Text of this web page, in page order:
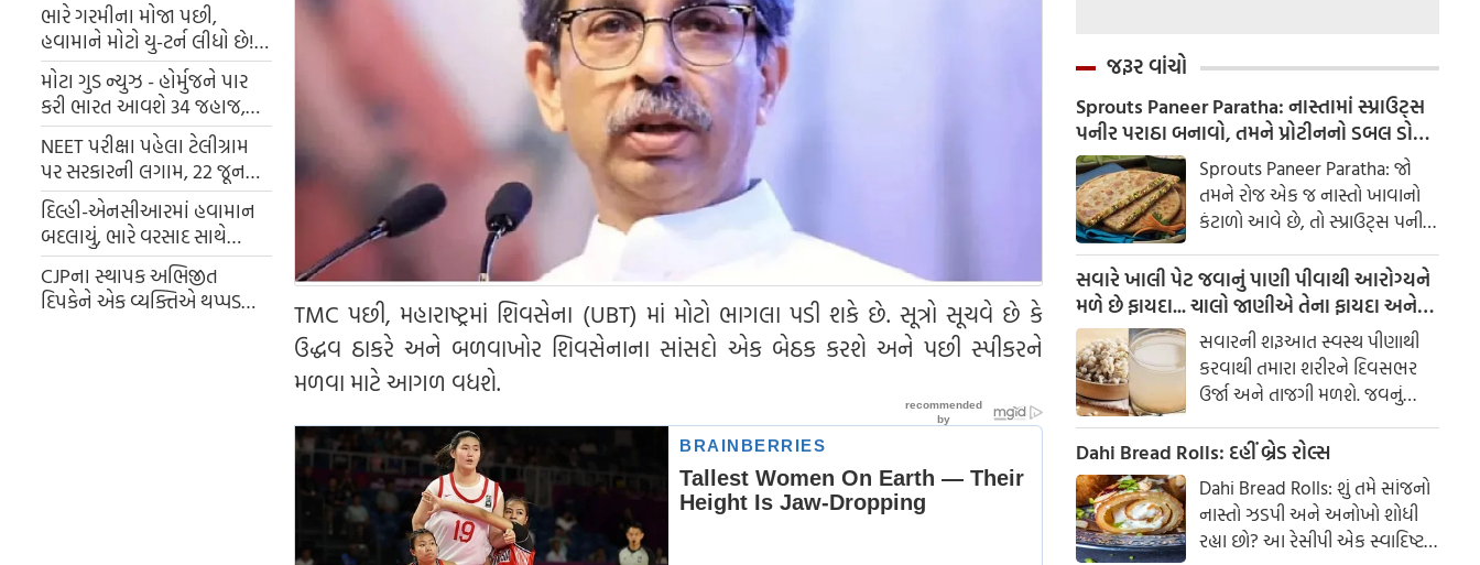
ભારે ગરમીના મોજા પછી,
હવામાને મોટો યુ-ટર્ન લીધો છે!
IMD એ તેની ચેતવણી બદલી છે,
ઘણા રાજ્યોમાં વાવાઝોડા અને
ભારે વરસાદની ચેતવણી આપી
છે.
મોટા ગુડ ન્યુઝ - હોર્મુજને પાર
કરી ભારત આવશે 34 જહાજ,
જાણો તેના પર શુ શુ લાદેલુ છે ?
NEET પરીક્ષા પહેલા ટેલીગ્રામ
પર સરકારની લગામ, 22 જૂન
સુધી નહી કરી શકે એક્સેસ
દિલ્હી-એનસીઆરમાં હવામાન
બદલાયું, ભારે વરસાદ સાથે
જોરદાર વાવાઝોડું આવ્યું, જેના
કારણે ઘણી જગ્યાએ વૃક્ષો પડી
ગયા
CJPના સ્થાપક અભિજીત
દિપકેને એક વ્યક્તિએ થપ્પડ
TMC પછી, મહારાષ્ટ્રમાં શિવસેના (UBT) માં મોટો ભાગલા પડી શકે છે. સૂત્રો સૂચવે છે કે
ઉદ્ધવ ઠાકરે અને બળવાખોર શિવસેનાના સાંસદો એક બેઠક કરશે અને પછી સ્પીકરને
મળવા માટે આગળ વધશે.
જરૂર વાંચો
Sprouts Paneer Paratha: નાસ્તામાં સ્પ્રાઉટ્સ
પનીર પરાઠા બનાવો, તમને પ્રોટીનનો ડબલ ડોઝ
મળશે
Sprouts Paneer Paratha: જો
તમને રોજ એક જ નાસ્તો ખાવાનો
કંટાળો આવે છે, તો સ્પ્રાઉટ્સ પનીર
પરાઠા બનાવવાનો પ્રયાસ કરો. તે
માત્ર સ્વાદિષ્ટ જ નથી પણ તમારા
સ્વાસ્થ્ય માટે અતિ ફાયદાકારક પણ
સવારે ખાલી પેટ જવાનું પાણી પીવાથી આરોગ્યને
મળે છે ફાયદા... ચાલો જાણીએ તેના ફાયદા અને
ઉપયોગ કરવાની યોગ્ય રીતસવારની શરૂઆત સ્વસ્થ પીણાથી
કરવાથી તમારા શરીરને દિવસભર
ઉર્જા અને તાજગી મળશે. જવનું
પાણી એક ઉત્તમ ઘરેલું ઉપાય
માનવામાં આવે છે, જે ખાસ કરીને
ઉનાળામાં ઠંડક આપે છે
Dahi Bread Rolls: દહીં બ્રેડ રોલ્સ
Dahi Bread Rolls: શું તમે સાંજનો
નાસ્તો ઝડપી અને અનોખો શોધી
રહ્યા છો? આ રેસીપી એક સ્વાદિષ્ટ